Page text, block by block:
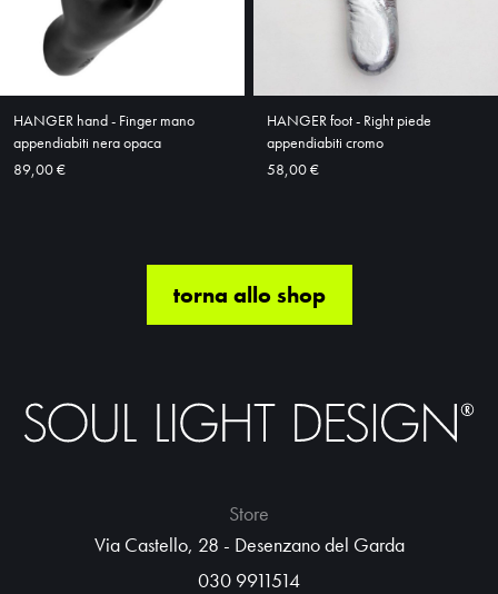
HANGER hand - Finger mano
appendiabiti nera opaca
89,00 €
HANGER foot - Right piede
appendiabiti cromo
58,00 €
torna allo shop
Store
Via Castello, 28 - Desenzano del Garda
030 9911514